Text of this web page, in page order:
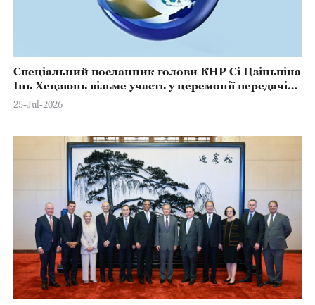
Спеціальний посланник голови КНР Сі Цзіньпіна
Інь Хецзюнь візьме участь у церемонії передачі
президентських повноважень у Перу
25-Jul-2026